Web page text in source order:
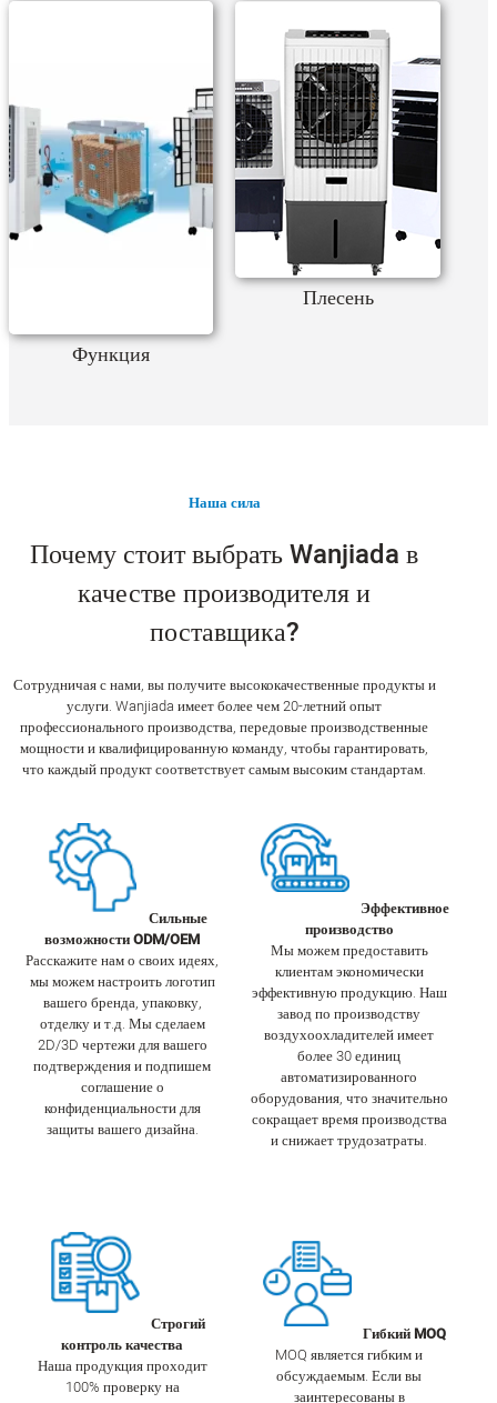
Функция
Плесень
Наша сила
Почему стоит выбрать Wanjiada в
качестве производителя и
поставщика?
Сотрудничая с нами, вы получите высококачественные продукты и
услуги. Wanjiada имеет более чем 20-летний опыт
профессионального производства, передовые производственные
мощности и квалифицированную команду, чтобы гарантировать,
что каждый продукт соответствует самым высоким стандартам.
Сильные
возможности ODM/OEM
Расскажите нам о своих идеях,
мы можем настроить логотип
вашего бренда, упаковку,
отделку и т.д. Мы сделаем
2D/3D чертежи для вашего
подтверждения и подпишем
соглашение о
конфиденциальности для
защиты вашего дизайна.
Эффективное
производство
Мы можем предоставить
клиентам экономически
эффективную продукцию. Наш
завод по производству
воздухоохладителей имеет
более 30 единиц
автоматизированного
оборудования, что значительно
сокращает время производства
и снижает трудозатраты.
Строгий
контроль качества
Наша продукция проходит
100% проверку на
Гибкий MOQ
MOQ является гибким и
обсуждаемым. Если вы
заинтересованы в